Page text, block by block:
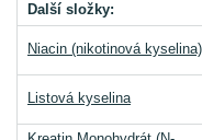
Další složky:
Niacin (nikotinová kyselina)
Listová kyselina